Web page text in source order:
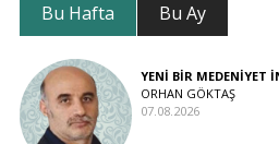
Bu Hafta Bu Ay
YENİ BİR MEDENİYET
ORHAN GÖKTAŞ
07.08.2026